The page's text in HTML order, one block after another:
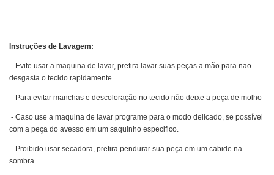
Instruções de Lavagem:
- Evite usar a maquina de lavar, prefira lavar suas peças a mão para nao
desgasta o tecido rapidamente.
- Para evitar manchas e descoloração no tecido não deixe a peça de molho
- Caso use a maquina de lavar programe para o modo delicado, se possível
com a peça do avesso em um saquinho especifico.
- Proibido usar secadora, prefira pendurar sua peça em um cabide na
sombra